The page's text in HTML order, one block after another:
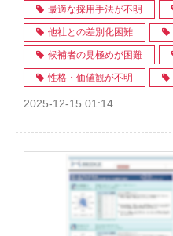
最適な採用手法が不明
他社との差別化困難
候補者の見極めが困難
性格・価値観が不明
2025-12-15 01:14